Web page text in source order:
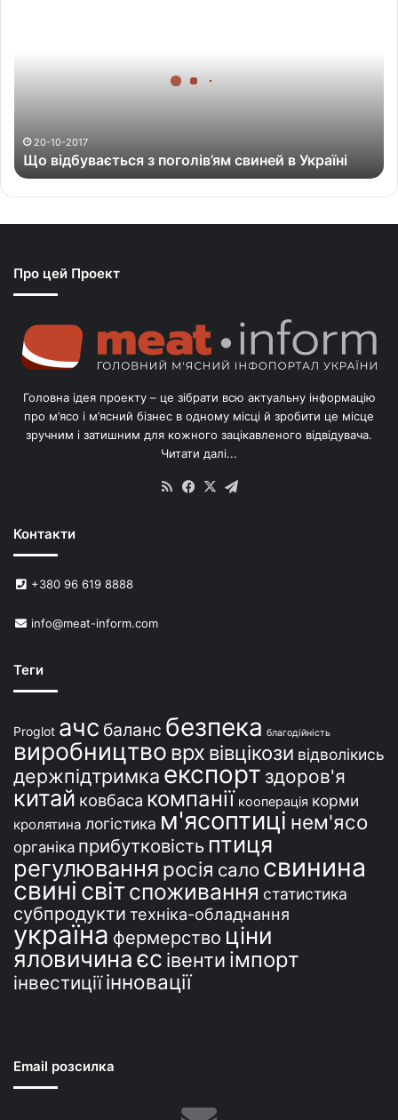
т
ь
п
о
е
й
У
р
ї
20-10-2017
Що відбувається з поголів’ям свиней в Україні
Про цей Проект
Головна ідея проекту – це зібрати всю актуальну інформацію
про м’ясо і м’ясний бізнес в одному місці й зробити це місце
зручним і затишним для кожного зацікавленого відвідувача.
Читати далі...
RSS Facebook
X
Контакти
+380 96 619 8888
info@meat-inform.com
Теги
Proglot ачс баланс безпека благодійність
виробництво врх вівцікози відволікись
держпідтримка експорт здоров'я
китай ковбаса компанії кооперація корми
кролятина логістика м'ясоптиці нем'ясо
органіка прибутковість птиця
регулювання росія сало свинина
свині світспоживання статистика
субпродукти техніка-обладнання
україна фермерство ціни
яловичинаєс івенти імпорт
інвестиції інновації
Email розсилка